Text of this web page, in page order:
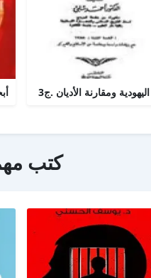
اليهودية ومقارنة الأديان .ج3
كتب